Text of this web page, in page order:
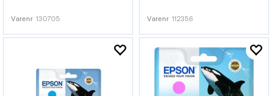
Varenr 130705 Varenr 112356